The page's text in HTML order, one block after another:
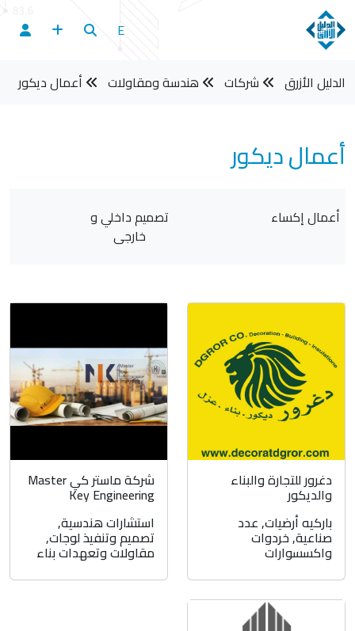
E
الدليل الأزرق شركات هندسة ومقاولات أعمال ديكور
أعمال ديكور
أعمال إكساء
تصميم داخلي و
خارجي
دغرور للتجارة والبناء
والديكور
باركيه أرضيات,عدد
صناعية,خردوات
واكسسوارات
شركة ماستر كي Master
Key Engineering
استشارات هندسية,
تصميم وتنفيذ لوجات,
مقاولات وتعهدات بناء